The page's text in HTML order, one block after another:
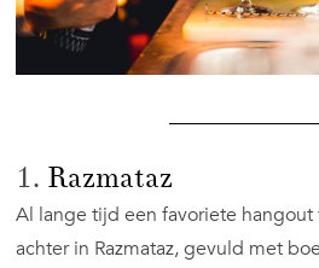
1. Razmataz
Al lange tijd een favoriete hangout
achter in Razmataz, gevuld met